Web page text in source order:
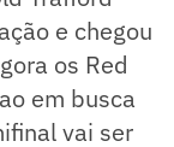
e chegou
os Red
em busca
vai ser